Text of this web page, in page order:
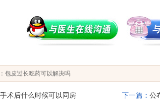
包皮过长吃药可以解决吗
术后什么时候可以同房 下一篇： 公